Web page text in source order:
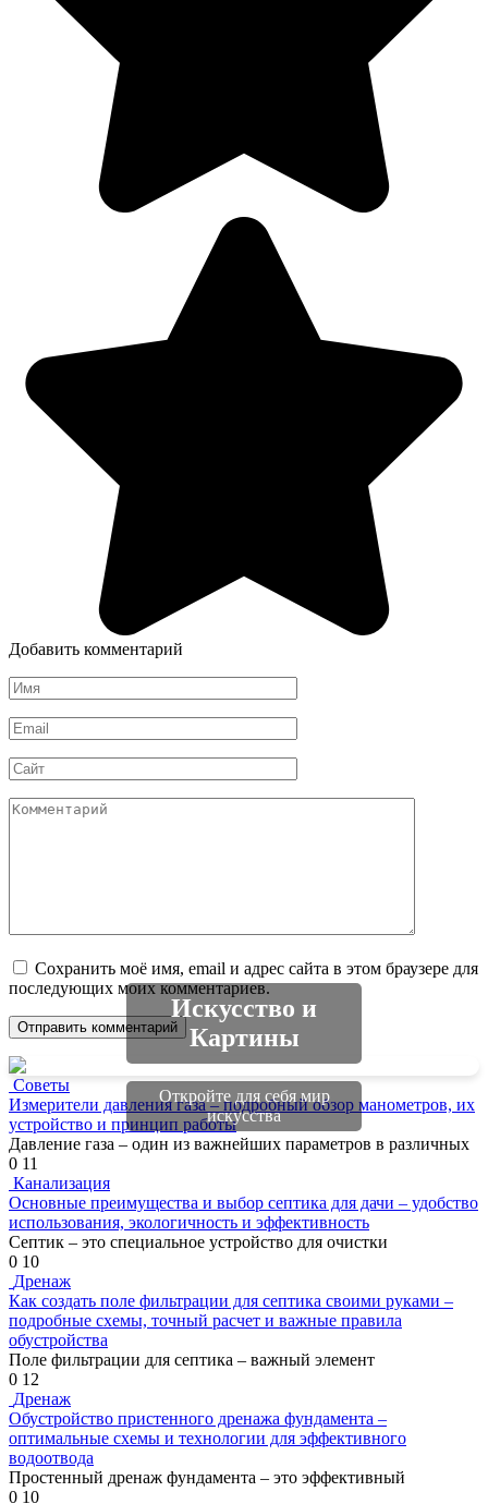
Добавить комментарий
Имя
*
Email
*
Сайт
Комментарий
Сохранить моё имя, email и адрес сайта в этом браузере для
последующих моих комментариев.
Искусство и
Картины
Откройте для себя мир
искусства
Советы
Измерители давления газа – подробный обзор манометров, их
устройство и принцип работы
Давление газа – один из важнейших параметров в различных
0 11
Канализация
Основные преимущества и выбор септика для дачи – удобство
использования, экологичность и эффективность
Септик – это специальное устройство для очистки
0 10
Дренаж
Как создать поле фильтрации для септика своими руками –
подробные схемы, точный расчет и важные правила
обустройства
Поле фильтрации для септика – важный элемент
0 12
Дренаж
Обустройство пристенного дренажа фундамента –
оптимальные схемы и технологии для эффективного
водоотвода
Простенный дренаж фундамента – это эффективный
0 10